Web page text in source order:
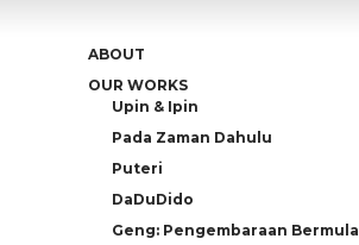
ABOUT
OUR WORKS
Upin & Ipin
Pada Zaman Dahulu
Puteri
DaDuDido
Geng: Pengembaraan Bermula